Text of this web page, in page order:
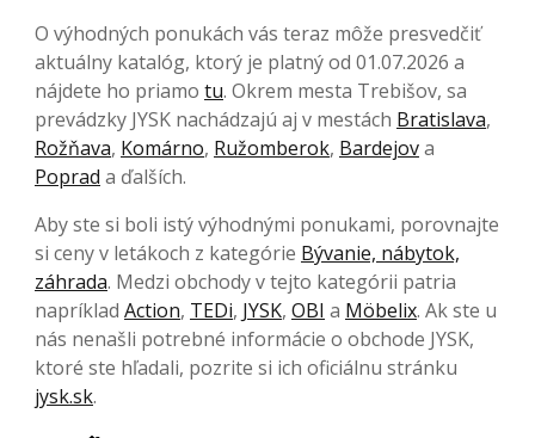
O výhodných ponukách vás teraz môže presvedčiť
aktuálny katalóg, ktorý je platný od 01.07.2026 a
nájdete ho priamo tu. Okrem mesta Trebišov, sa
prevádzky JYSK nachádzajú aj v mestách Bratislava,
Rožňava, Komárno, Ružomberok, Bardejova
Poprad a ďalších.
Aby ste si boli istý výhodnými ponukami, porovnajte
si ceny v letákoch z kategórie Bývanie, nábytok,
záhrada. Medzi obchody v tejto kategórii patria
napríklad Action, TEDi, JYSK, OBI a Möbelix. Ak ste u
nás nenašli potrebné informácie o obchode JYSK,
ktoré ste hľadali, pozrite si ich oficiálnu stránku
jysk.sk.